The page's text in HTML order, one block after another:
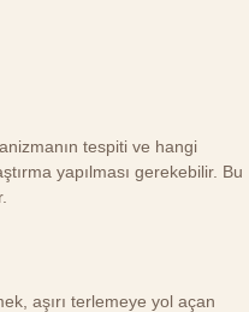
tespiti ve hangi
yapılması gerekebilir. Bu
aşırı terlemeye yol açan